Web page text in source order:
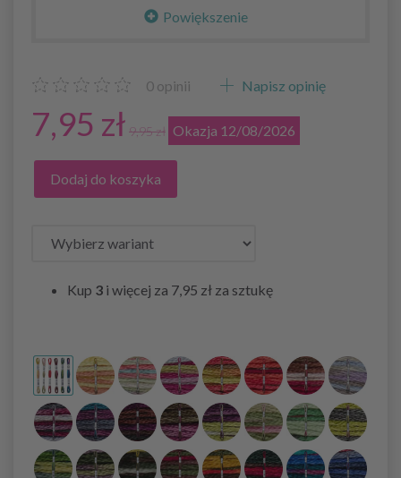
Powiększenie
0 opinii Napisz opinię
7,95 zł 9,95 zł Okazja 12/08/2026
Dodaj do koszyka
Kup 3 i więcej za 7,95 zł za sztukę